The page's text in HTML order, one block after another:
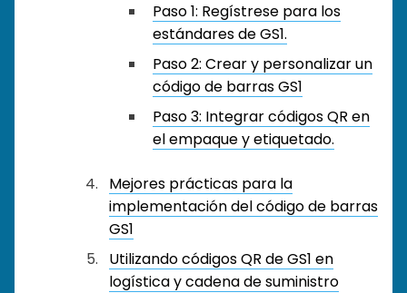
Paso 1: Regístrese para los
estándares de GS1.
Paso 2: Crear y personalizar un
código de barras GS1
Paso 3: Integrar códigos QR en
el empaque y etiquetado.
Mejores prácticas para la
implementación del código de barras
GS1
Utilizando códigos QR de GS1 en
logística y cadena de suministro